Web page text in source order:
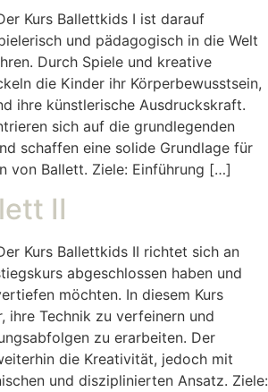
Kurs Ballettkids I ist darauf
und pädagogisch in die Welt
Durch Spiele und kreative
die Kinder ihr Körperbewusstsein,
ihre künstlerische Ausdruckskraft.
sich auf die grundlegenden
schaffen eine solide Grundlage für
von Ballett. Ziele: Einführung […]
II
Kurs Ballettkids II richtet sich an
abgeschlossen haben und
möchten. In diesem Kurs
ihre Technik zu verfeinern und
zu erarbeiten. Der
die Kreativität, jedoch mit
und disziplinierten Ansatz. Ziele: